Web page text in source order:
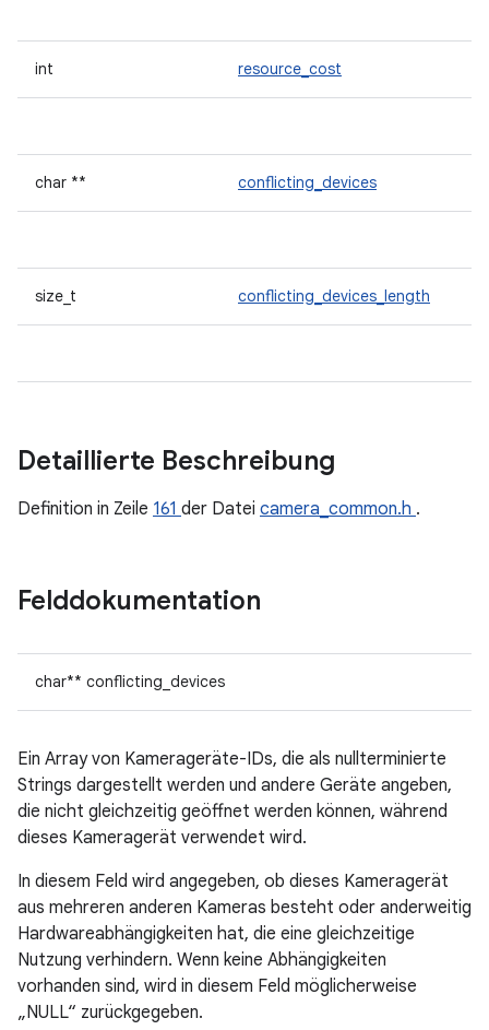
int resource_cost
char ** conflicting_devices
size_t conflicting_devices_length
Detaillierte Beschreibung
Definition in Zeile 161 der Datei camera_common.h .
Felddokumentation
char** conflicting_devices
Ein Array von Kamerageräte-IDs, die als nullterminierte
Strings dargestellt werden und andere Geräte angeben,
die nicht gleichzeitig geöffnet werden können, während
dieses Kameragerät verwendet wird.
In diesem Feld wird angegeben, ob dieses Kameragerät
aus mehreren anderen Kameras besteht oder anderweitig
Hardwareabhängigkeiten hat, die eine gleichzeitige
Nutzung verhindern. Wenn keine Abhängigkeiten
vorhanden sind, wird in diesem Feld möglicherweise
„NULL“ zurückgegeben.